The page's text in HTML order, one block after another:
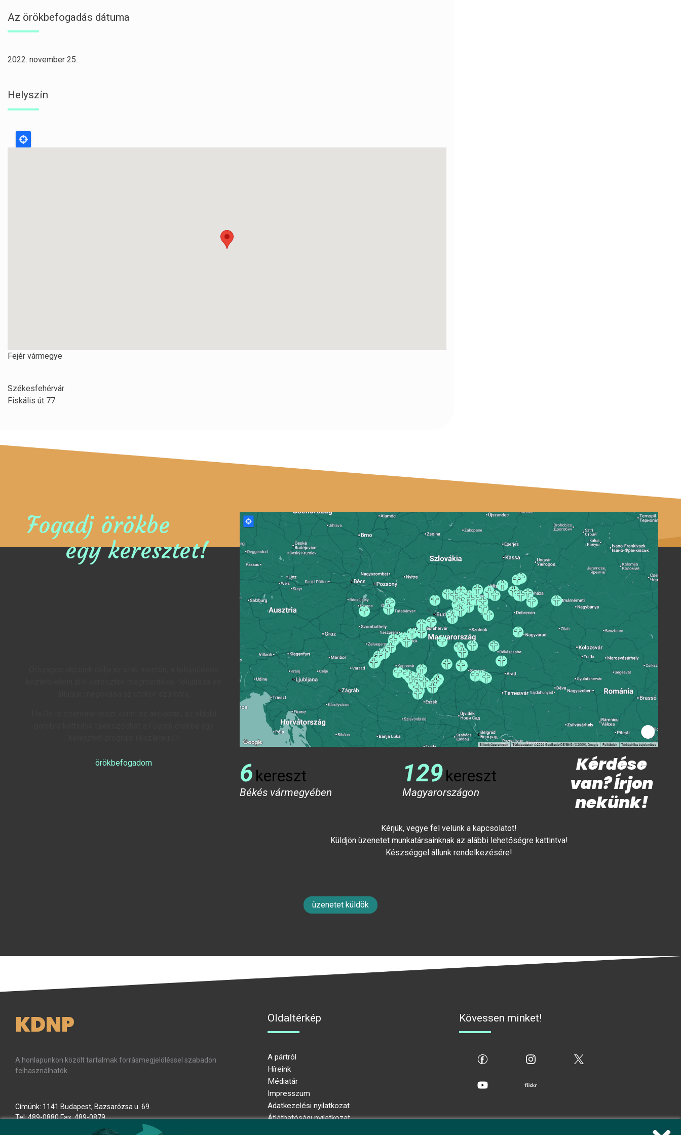
Az örökbefogadás dátuma
2022. november 25.
Helyszín
Fejér vármegye
Székesfehérvár
Fiskális út 77.
Fogadj örökbe
egy keresztet!
örökbefogadom 6 kereszt
Békés vármegyében
129kereszt
Magyarországon
Kérdése
van? Írjon
nekünk!
Kérjük, vegye fel velünk a kapcsolatot!
Küldjön üzenetet munkatársainknak az alábbi lehetőségre kattintva!
Készséggel állunk rendelkezésére!
üzenetet küldök
KDNP
A honlapunkon közölt tartalmak forrásmegjelöléssel szabadon
felhasználhatók.
Címünk: 1141 Budapest, Bazsarózsa u. 69.
Tel: 489-0880 Fax: 489-0879
hu(kdnp[at]kdnp[dot]hu)
Oldaltérkép
A pártról
Híreink
Médiatár
Impresszum
Adatkezelési nyilatkozat
Átláthatósági nyilatkozat
Kövessen minket!
flickr